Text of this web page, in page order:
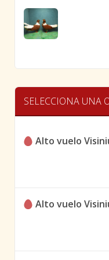
SELECCIONA UNA
Alto vuelo
Alto vuelo